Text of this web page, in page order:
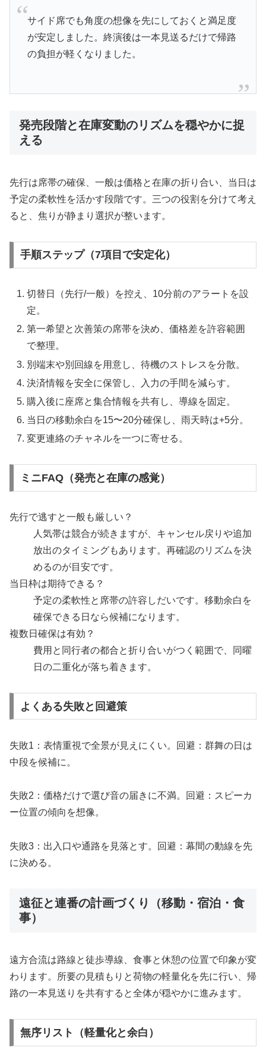
サイド席でも角度の想像を先にしておくと満足度
が安定しました。終演後は一本見送るだけで帰路
の負担が軽くなりました。
発売段階と在庫変動のリズムを穏やかに捉
える
先行は席帯の確保、一般は価格と在庫の折り合い、当日は
予定の柔軟性を活かす段階です。三つの役割を分けて考え
ると、焦りが静まり選択が整います。
手順ステップ（7項目で安定化）
切替日（先行/一般）を控え、10分前のアラートを設
定。
第一希望と次善策の席帯を決め、価格差を許容範囲
で整理。
別端末や別回線を用意し、待機のストレスを分散。
決済情報を安全に保管し、入力の手間を減らす。
購入後に座席と集合情報を共有し、導線を固定。
当日の移動余白を15〜20分確保し、雨天時は+5分。
変更連絡のチャネルを一つに寄せる。
ミニFAQ（発売と在庫の感覚）
先行で逃すと一般も厳しい？
人気帯は競合が続きますが、キャンセル戻りや追加
放出のタイミングもあります。再確認のリズムを決
めるのが目安です。
当日枠は期待できる？
予定の柔軟性と席帯の許容しだいです。移動余白を
確保できる日なら候補になります。
複数日確保は有効？
費用と同行者の都合と折り合いがつく範囲で、同曜
日の二重化が落ち着きます。
よくある失敗と回避策
失敗1：表情重視で全景が見えにくい。回避：群舞の日は
中段を候補に。
失敗2：価格だけで選び音の届きに不満。回避：スピーカ
ー位置の傾向を想像。
失敗3：出入口や通路を見落とす。回避：幕間の動線を先
に決める。
遠征と連番の計画づくり（移動・宿泊・食
事）
遠方合流は路線と徒歩導線、食事と休憩の位置で印象が変
わります。所要の見積もりと荷物の軽量化を先に行い、帰
路の一本見送りを共有すると全体が穏やかに進みます。
無序リスト（軽量化と余白）